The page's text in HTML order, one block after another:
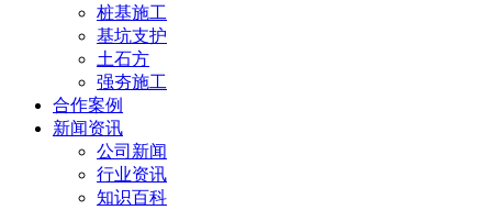
桩基施工
基坑支护
土石方
强夯施工
合作案例
新闻资讯
公司新闻
行业资讯
知识百科